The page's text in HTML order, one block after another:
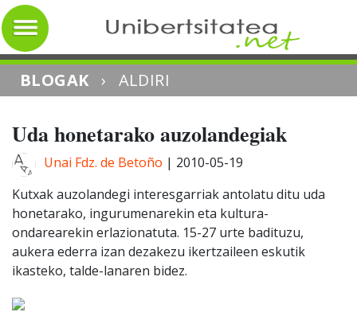
BLOGAK › ALDIRI
Uda honetarako auzolandegiak
Unai Fdz. de Betoño | 2010-05-19
Kutxak auzolandegi interesgarriak antolatu ditu uda
honetarako, ingurumenarekin eta kultura-
ondarearekin erlazionatuta. 15-27 urte badituzu,
aukera ederra izan dezakezu ikertzaileen eskutik
ikasteko, talde-lanaren bidez.